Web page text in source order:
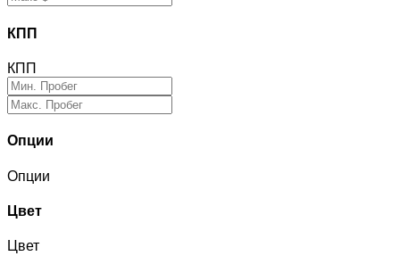
КПП
КПП
Опции
Опции
Цвет
Цвет